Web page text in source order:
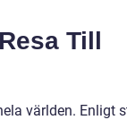
Till
världen. Enligt